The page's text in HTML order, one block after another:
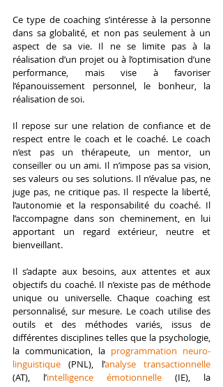
Ce type de coaching s’intéresse à la personne
dans sa globalité, et non pas seulement à un
aspect de sa vie. Il ne se limite pas à la
réalisation d’un projet ou à l’optimisation d’une
performance, mais vise à favoriser
l’épanouissement personnel, le bonheur, la
réalisation de soi.
Il repose sur une relation de confiance et de
respect entre le coach et le coaché. Le coach
n’est pas un thérapeute, un mentor, un
conseiller ou un ami. Il n’impose pas sa vision,
ses valeurs ou ses solutions. Il n’évalue pas, ne
juge pas, ne critique pas. Il respecte la liberté,
l’autonomie et la responsabilité du coaché. Il
l’accompagne dans son cheminement, en lui
apportant un regard extérieur, neutre et
bienveillant.
Il s’adapte aux besoins, aux attentes et aux
objectifs du coaché. Il n’existe pas de méthode
unique ou universelle. Chaque coaching est
personnalisé, sur mesure. Le coach utilise des
outils et des méthodes variés, issus de
différentes disciplines telles que la psychologie,
la communication, la programmation neuro-
linguistique (PNL), l’analyse transactionnelle
(AT), l’intelligence émotionnelle